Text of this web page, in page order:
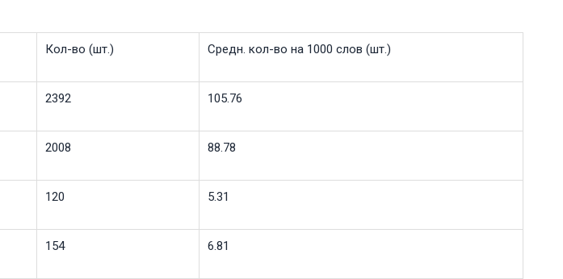
Кол-во (шт.) Средн. кол-во на 1000 слов (шт.)
2392 105.76
2008 88.78
120 5.31
154 6.81